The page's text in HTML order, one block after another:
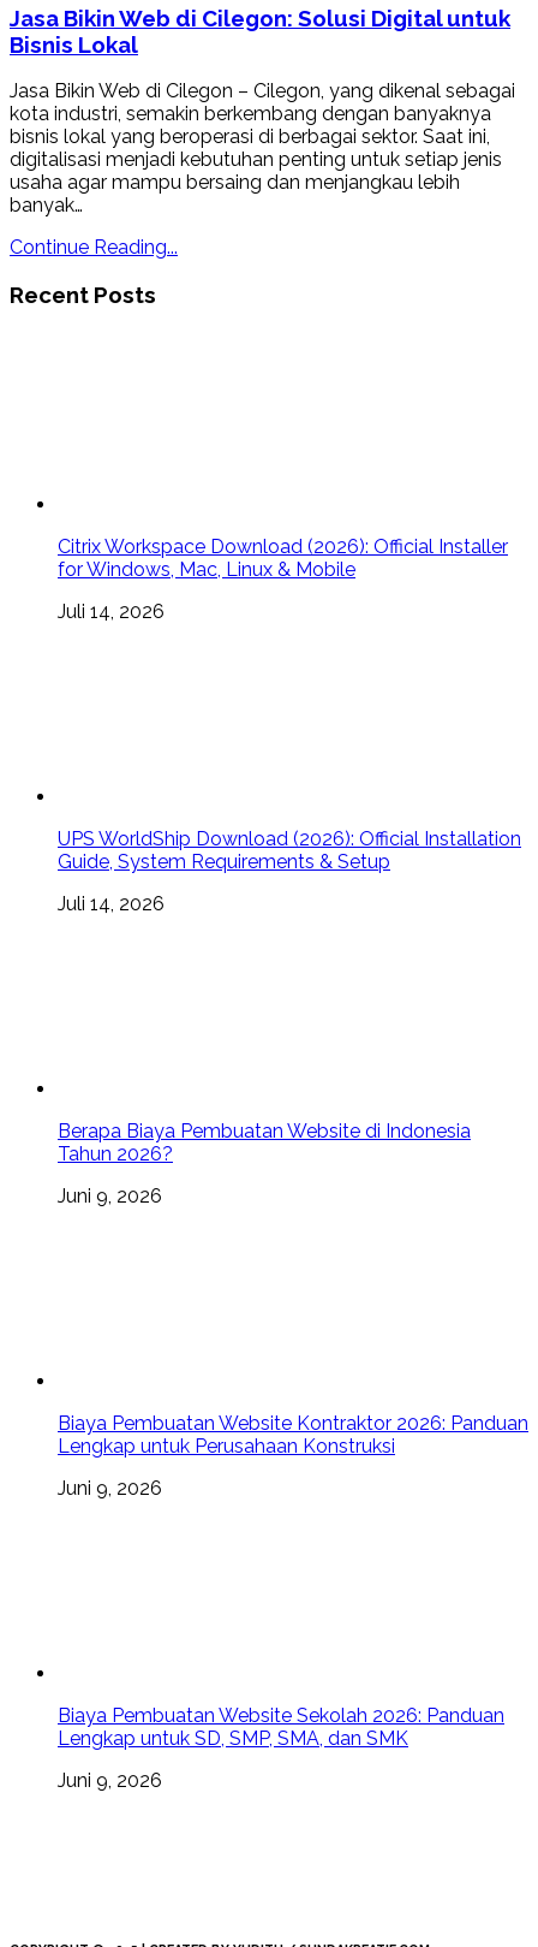
Jasa Bikin Web di Cilegon: Solusi Digital untuk
Bisnis Lokal
Jasa Bikin Web di Cilegon – Cilegon, yang dikenal sebagai
kota industri, semakin berkembang dengan banyaknya
bisnis lokal yang beroperasi di berbagai sektor. Saat ini,
digitalisasi menjadi kebutuhan penting untuk setiap jenis
usaha agar mampu bersaing dan menjangkau lebih
banyak…
Continue Reading...
Recent Posts
Citrix Workspace Download (2026): Official Installer
for Windows, Mac, Linux & Mobile
Juli 14, 2026
UPS WorldShip Download (2026): Official Installation
Guide, System Requirements & Setup
Juli 14, 2026
Berapa Biaya Pembuatan Website di Indonesia
Tahun 2026?
Juni 9, 2026
Biaya Pembuatan Website Kontraktor 2026: Panduan
Lengkap untuk Perusahaan Konstruksi
Juni 9, 2026
Biaya Pembuatan Website Sekolah 2026: Panduan
Lengkap untuk SD, SMP, SMA, dan SMK
Juni 9, 2026